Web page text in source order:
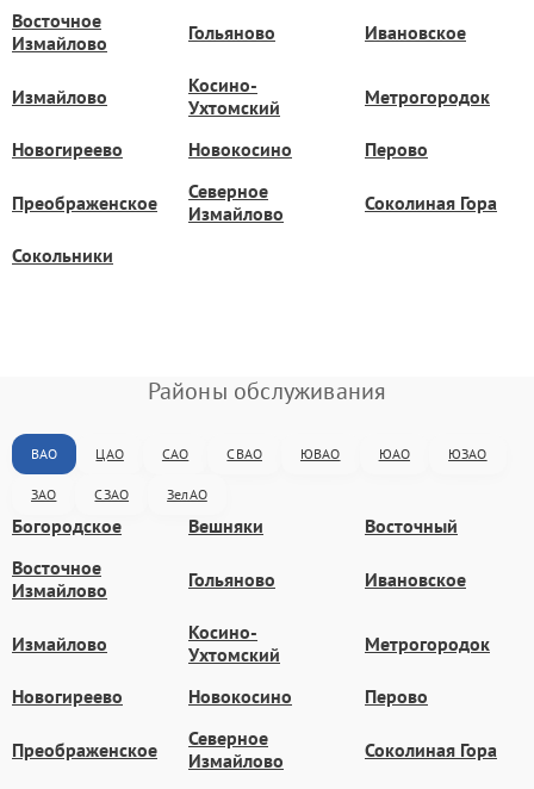
Восточное
Измайлово
Гольяново Ивановское
Измайлово
Косино-
Ухтомский
Метрогородок
Новогиреево Новокосино Перово
Преображенское
Северное
Измайлово
Соколиная Гора
Сокольники
Районы обслуживания
ВАО ЦАО САО СВАО ЮВАО ЮАО ЮЗАО
ЗАО СЗАО ЗелАО
Богородское Вешняки
Восточный
Восточное
Измайлово
Гольяново Ивановское
Измайлово
Косино-
Ухтомский
Метрогородок
Новогиреево Новокосино Перово
Преображенское
Северное
Измайлово
Соколиная Гора